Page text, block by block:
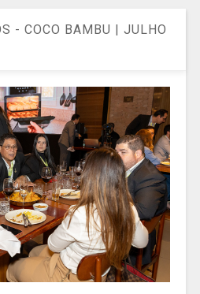
- COCO BAMBU | JULHO